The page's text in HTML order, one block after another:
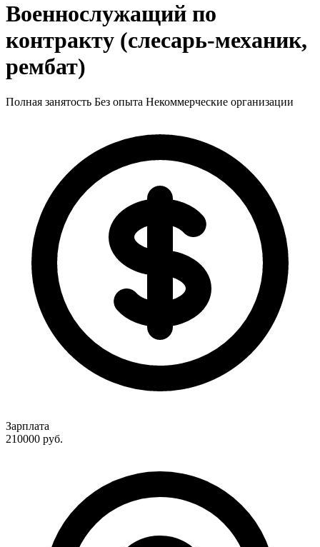
Военнослужащий по
контракту (слесарь-механик,
рембат)
Полная занятость Без опыта Некоммерческие организации
Зарплата
210000 руб.